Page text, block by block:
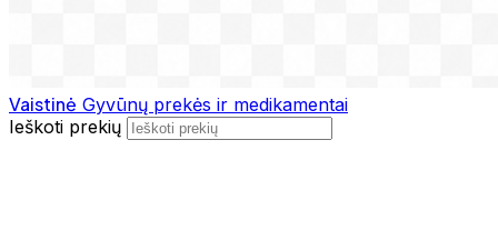
Vaistinė Gyvūnų prekės ir medikamentai
Ieškoti prekių